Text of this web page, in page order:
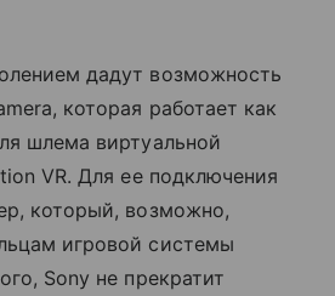
дадут возможность
которая работает как
шлема виртуальной
VR. Для ее подключения
который, возможно,
игровой системы
Sony не прекратит